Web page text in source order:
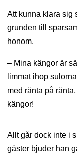
Att kunna klara sig
grunden till
honom.
– Mina kängor är
limmat ihop
med ränta på
kängor!
Allt går dock inte i
gäster bjuder han